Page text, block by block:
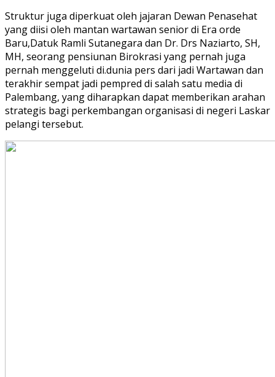
Struktur juga diperkuat oleh jajaran Dewan Penasehat
yang diisi oleh mantan wartawan senior di Era orde
Baru,Datuk Ramli Sutanegara dan Dr. Drs Naziarto, SH,
MH, seorang pensiunan Birokrasi yang pernah juga
pernah menggeluti di.dunia pers dari jadi Wartawan dan
terakhir sempat jadi pempred di salah satu media di
Palembang, yang diharapkan dapat memberikan arahan
strategis bagi perkembangan organisasi di negeri Laskar
pelangi tersebut.